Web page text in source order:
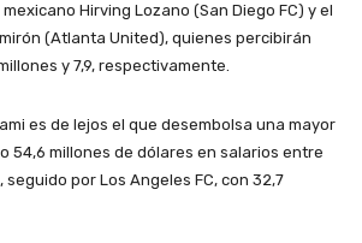
mexicano Hirving Lozano (San Diego FC) y el
(Atlanta United), quienes percibirán
y 7,9, respectivamente.
es de lejos el que desembolsa una mayor
54,6 millones de dólares en salarios entre
por Los Angeles FC, con 32,7